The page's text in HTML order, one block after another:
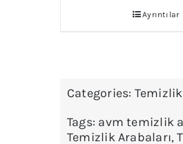
Ayrıntılar
Categories:
Tags: avm temizlik
Temizlik Arabaları,